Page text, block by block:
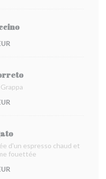
d'un espresso chaud et
fouettée